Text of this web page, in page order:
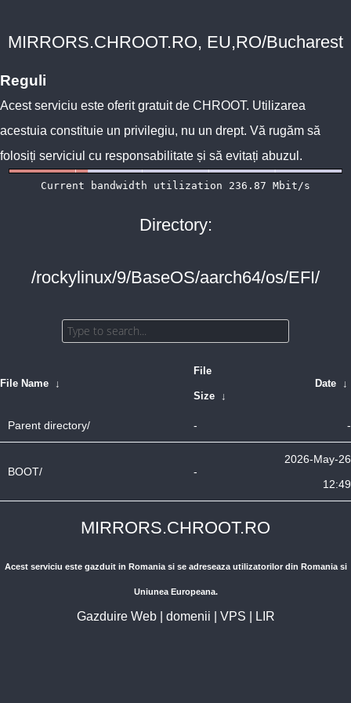
MIRRORS.CHROOT.RO, EU,RO/Bucharest
Reguli
Acest serviciu este oferit gratuit de CHROOT. Utilizarea
acestuia constituie un privilegiu, nu un drept. Vă rugăm să
folosiți serviciul cu responsabilitate și să evitați abuzul.
Directory:
/rockylinux/9/BaseOS/aarch64/os/EFI/
File Name ↓
File
Size ↓
Date ↓
Parent directory/ - -
BOOT/ -
2026-May-26
12:49
MIRRORS.CHROOT.RO
Acest serviciu este gazduit in Romania si se adreseaza utilizatorilor din Romania si
Uniunea Europeana.
Gazduire Web| domenii VPS LIR